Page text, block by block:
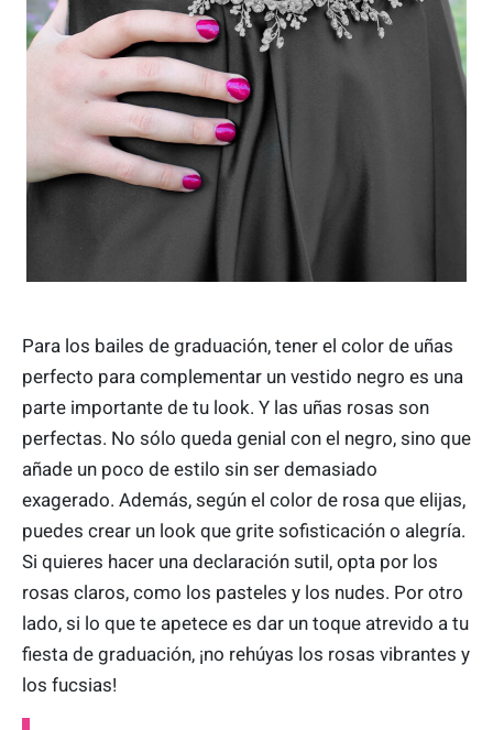
Para los bailes de graduación, tener el color de uñas
perfecto para complementar un vestido negro es una
parte importante de tu look. Y las uñas rosas son
perfectas. No sólo queda genial con el negro, sino que
añade un poco de estilo sin ser demasiado
exagerado. Además, según el color de rosa que elijas,
puedes crear un look que grite sofisticación o alegría.
Si quieres hacer una declaración sutil, opta por los
rosas claros, como los pasteles y los nudes. Por otro
lado, si lo que te apetece es dar un toque atrevido a tu
fiesta de graduación, ¡no rehúyas los rosas vibrantes y
los fucsias!